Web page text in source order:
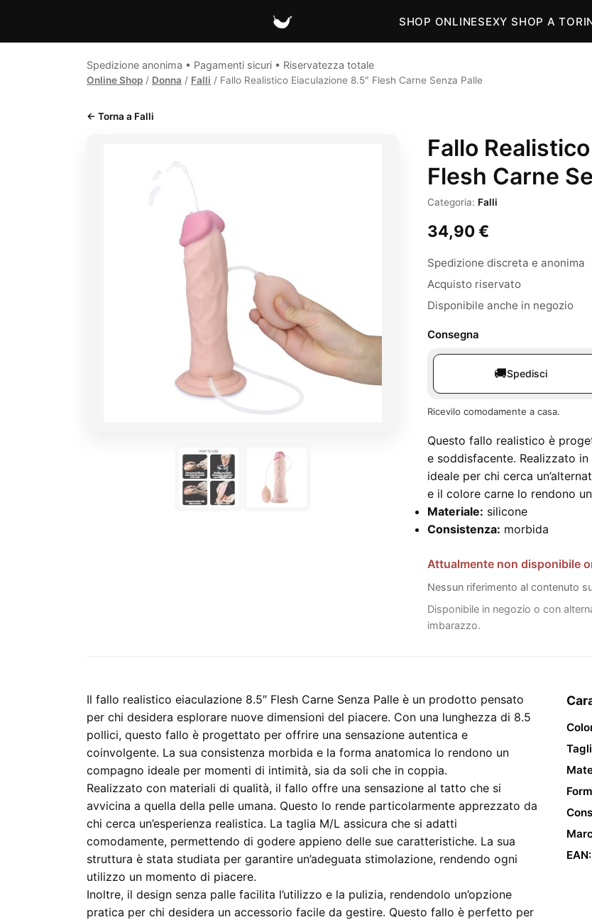
SHOP ONLINESEXY SHOP A
Spedizione anonima • Pagamenti sicuri • Riservatezza totale
Online Shop / Donna / Falli / Fallo Realistico Eiaculazione 8.5″ Flesh Carne Senza Palle
← Torna a Falli
Fallo
Flesh Carne
Categoria: Falli
34,90€
Spedizione discreta e anonima
Acquisto riservato
Disponibile anche in negozio
Consegna
🚚Spedisci
Ricevilo comodamente a casa.
Questo fallo realistico è
e soddisfacente. Realizzato
ideale per chi cerca
e il colore carne lo rendono
Materiale: silicone
Consistenza: morbida
Attualmente non disponibile
Nessun riferimento al contenuto
Disponibile in negozio o con
imbarazzo.
Il fallo realistico eiaculazione 8.5″ Flesh Carne Senza Palle è un prodotto pensato
per chi desidera esplorare nuove dimensioni del piacere. Con una lunghezza di 8.5
pollici, questo fallo è progettato per offrire una sensazione autentica e
coinvolgente. La sua consistenza morbida e la forma anatomica lo rendono un
compagno ideale per momenti di intimità, sia da soli che in coppia.
Realizzato con materiali di qualità, il fallo offre una sensazione al tatto che si
avvicina a quella della pelle umana. Questo lo rende particolarmente apprezzato da
chi cerca un’esperienza realistica. La taglia M/L assicura che si adatti
comodamente, permettendo di godere appieno delle sue caratteristiche. La sua
struttura è stata studiata per garantire un’adeguata stimolazione, rendendo ogni
utilizzo un momento di piacere.
Inoltre, il design senza palle facilita l’utilizzo e la pulizia, rendendolo un’opzione
pratica per chi desidera un accessorio facile da gestire. Questo fallo è perfetto per
EAN: